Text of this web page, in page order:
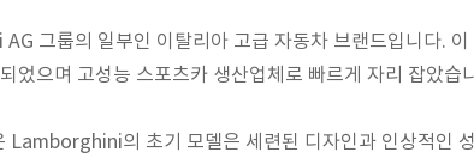
그룹의 일부인 이탈리아 고급 자동차 브랜드입니다.
었으며 고성능 스포츠카 생산업체로 빠르게 자리 잡았습
의 초기 모델은 세련된 디자인과 인상적인